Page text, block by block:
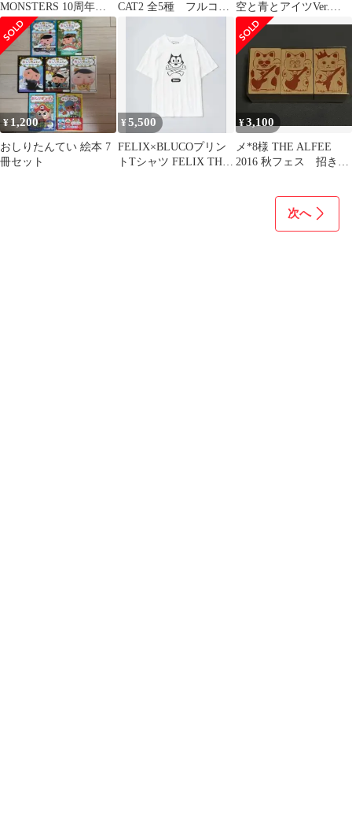
MONSTERS 10周年
ラブブ モココ
CAT2 全5種 フルコン
空と青とアイツVer.
「アイドルマスター シ
ャイニーカラーズ」 1/7
PVC&ABS製塗装済完
成品 アソビストア&あ
みあみ限定【10日以内
発送】
¥1,200
おしりたんてい 絵本 7
冊セット
¥5,500
FELIX×BLUCOプリン
トTシャツ FELIX THE
¥3,100
メ*8様 THE ALFEE
2016 秋フェス 招き猫
次へ